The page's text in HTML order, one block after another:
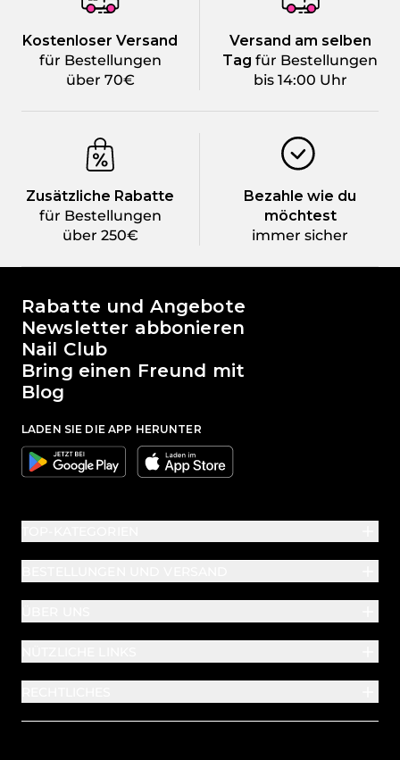
Kostenloser Versand
für Bestellungen
über 70€
Versand am selben
Tag für Bestellungen
bis 14:00 Uhr
Zusätzliche Rabatte
für Bestellungen
über 250€
Bezahle wie du
möchtest
immer sicher
Die Welt von Passione Beauty
Rabatte und Angebote
Newsletter abbonieren
Nail Club
Bring einen Freund mit
Blog
LADEN SIE DIE APP HERUNTER
Google Apple